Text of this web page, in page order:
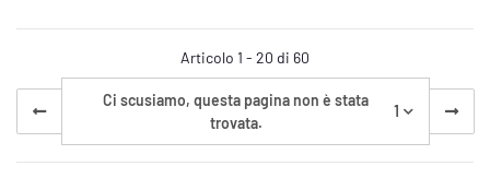
Articolo 1 - 20 di 60
Ci scusiamo, questa pagina non è stata
trovata.
1